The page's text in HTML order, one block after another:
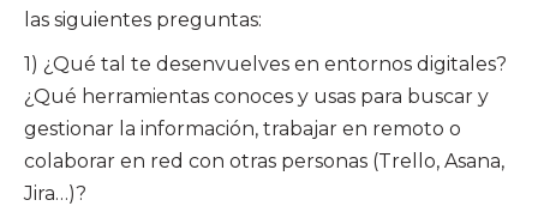
las siguientes preguntas:
1) ¿Qué tal te desenvuelves en entornos digitales?
¿Qué herramientas conoces y usas para buscar y
gestionar la información, trabajar en remoto o
colaborar en red con otras personas (Trello, Asana,
Jira…)?